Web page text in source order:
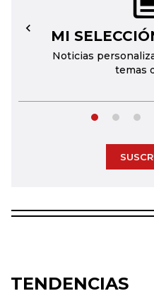
MI
Noticias
temas
←
TENDENCIAS